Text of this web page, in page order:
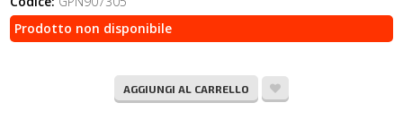
Prodotto non disponibile
AGGIUNGI AL CARRELLO